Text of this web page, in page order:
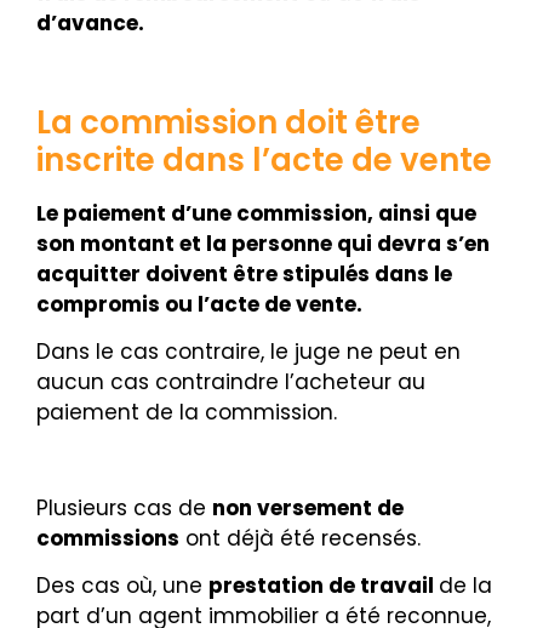
d’avance.
La commission doit être
inscrite dans l’acte de vente
Le paiement d’une commission, ainsi que
son montant et la personne qui devra s’en
acquitter doivent être stipulés dans le
compromis ou l’acte de vente.
Dans le cas contraire, le juge ne peut en
aucun cas contraindre l’acheteur au
paiement de la commission.
Plusieurs cas de non versement de
commissions ont déjà été recensés.
Des cas où, une prestation de travail de la
part d’un agent immobilier a été reconnue,